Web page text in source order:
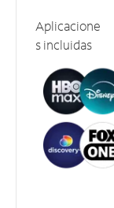
Aplicacione
s incluidas